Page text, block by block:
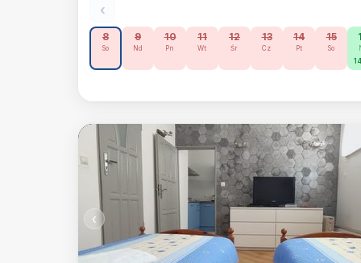
‹
8
So
9
Nd
10
Pn
11
Wt
12
Śr
13
Cz
14
Pt
15
So
‹